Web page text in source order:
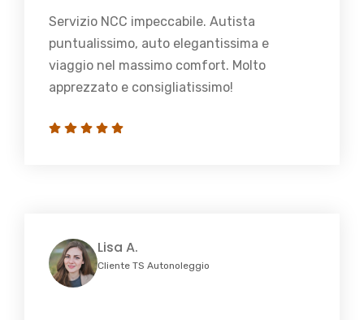
Servizio NCC impeccabile. Autista
puntualissimo, auto elegantissima e
viaggio nel massimo comfort. Molto
apprezzato e consigliatissimo!
Lisa A.
Cliente TS Autonoleggio